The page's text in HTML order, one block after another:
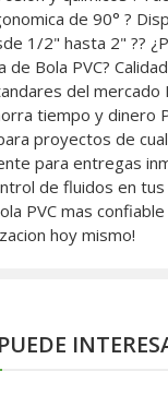
de 90° ?
1/2" hasta 2" ??
de Bola PVC?
del mercado
tiempo y dinero
proyectos de
para entregas
de fluidos en
PVC mas
hoy mismo!